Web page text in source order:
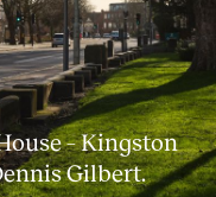
– Kingston
Gilbert.